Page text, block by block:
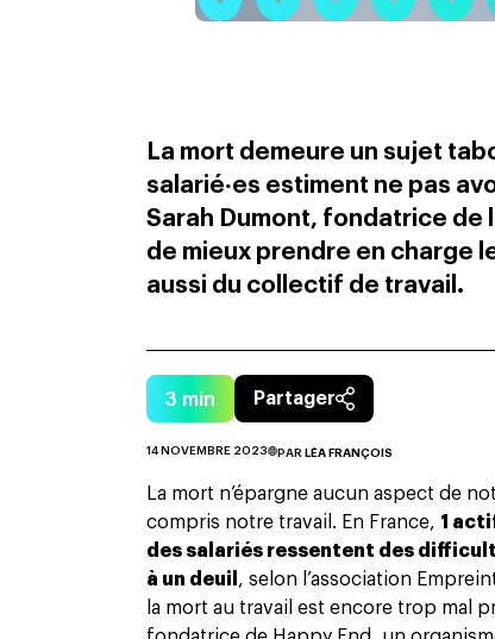
La mort demeure un sujet
salarié‧es estiment ne pas
Sarah Dumont, fondatrice de
de mieux prendre en charge
aussi du collectif de travail.
3 min Partager
14 NOVEMBRE 2023 PAR LÉA FRANÇOIS
La mort n’épargne aucun aspect de
compris notre travail. En France, 1
des salariés ressentent des
à un deuil , selon l’association
la mort au travail est encore trop mal